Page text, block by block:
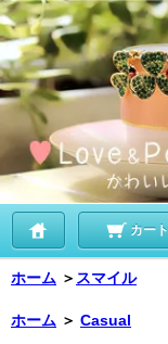
カート
ホーム ＞ スマイル
ホーム ＞ Casual